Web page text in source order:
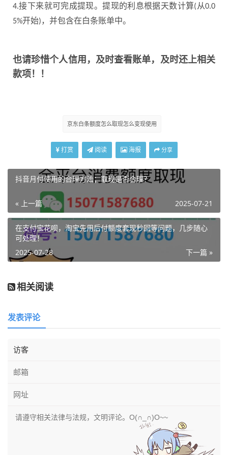
4.接下来就可完成提现。提现的利息根据天数计算( 从0.0
5%开始)，并包含在白条账单中。
也请珍惜个人信用，及时查看账单，及时还上相关
款项！！
京东白条额度怎么取现怎么变现使用
打赏 阅读 海报 分享
抖音月付使用的合理方法；取现是否合理？
« 上一篇 2025-07-21
在支付宝花呗，淘宝先用后付额度套现秒回等问题，几步随心
可处理！
下一篇 »
2025-07-28
相关阅读
发表评论